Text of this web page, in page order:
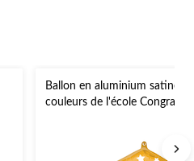
Ballon en aluminium satiné
couleurs de l'école Congrats